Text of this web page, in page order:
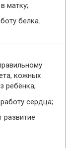
матку;
белка.
кожных
ребёнка;
сердца;
развитие